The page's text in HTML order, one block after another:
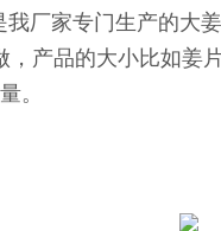
我厂家专门生产的大
产品的大小比如
。